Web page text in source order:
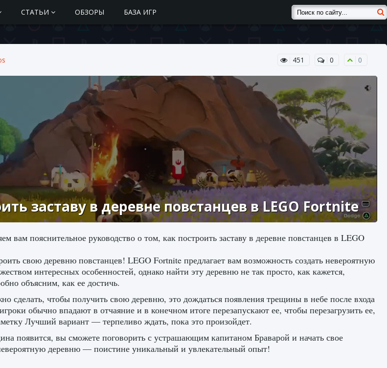
СТАТЬИ ОБЗОРЫ БАЗА ИГР
451 0 0
заставу в деревне повстанцев в LEGO Fortnite
вам пояснительное руководство о том, как построить заставу в деревне повстанцев в LEGO
свою деревню повстанцев! LEGO Fortnite предлагает вам возможность создать невероятную
интересных особенностей, однако найти эту деревню не так просто, как кажется,
объясним, как ее достичь.
сделать, чтобы получить свою деревню, это дождаться появления трещины в небе после входа
обычно впадают в отчаяние и в конечном итоге перезапускают ее, чтобы перезагрузить ее,
Лучший вариант — терпеливо ждать, пока это произойдет.
появится, вы сможете поговорить с устрашающим капитаном Браварой и начать свое
деревню — поистине уникальный и увлекательный опыт!